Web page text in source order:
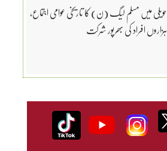
حویلی میں مسلم لیگ (ن) کا تاریخی عوامی اجتماع،
ہزاروں افراد کی بھرپور شرکت